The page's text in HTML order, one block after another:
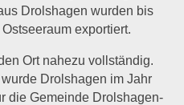
Drolshagen wurden bis
exportiert.
Ort nahezu vollständig.
Drolshagen im Jahr
die Gemeinde Drolshagen-